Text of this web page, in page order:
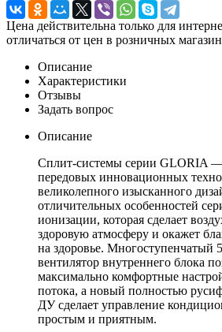
Цена действительна только для
отличаться от цен в розничных
Описание
Характеристики
Отзывы
Задать вопрос
Описание
Сплит-системы серии GLORIA
передовых инновационных
великолепного изысканного
отличительных особенностей
ионизации, которая сделает
здоровую атмосферу и окажет
на здоровье. Многоступенчатый
вентилятор внутреннего блока
максимально комфортные
потока, а новый полностью
ДУ сделает управление
простым и приятным.